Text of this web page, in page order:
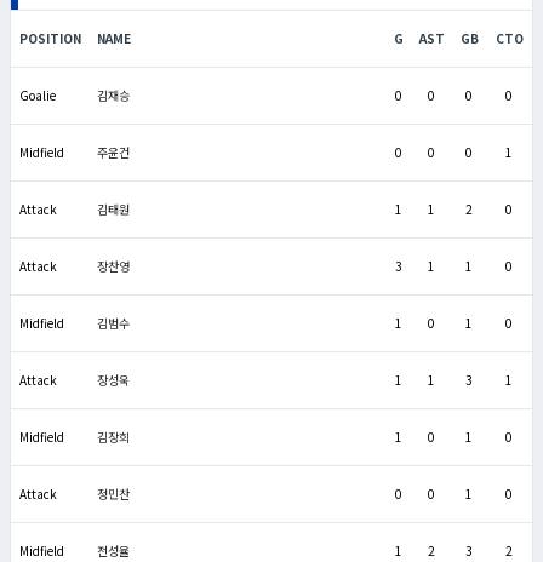
POSITION NAME G AST GB CTO
Goalie 김재승 0 0 0 0
Midfield 주윤건 0 0 0 1
Attack 김태원 1 1 2 0
Attack 장찬영 3 1 1 0
Midfield 김범수 1 0 1 0
Attack 장성욱 1 1 3 1
Midfield 김장희 1 0 1 0
Attack 정민찬 0 0 1 0
Midfield 전성율 1 2 3 2